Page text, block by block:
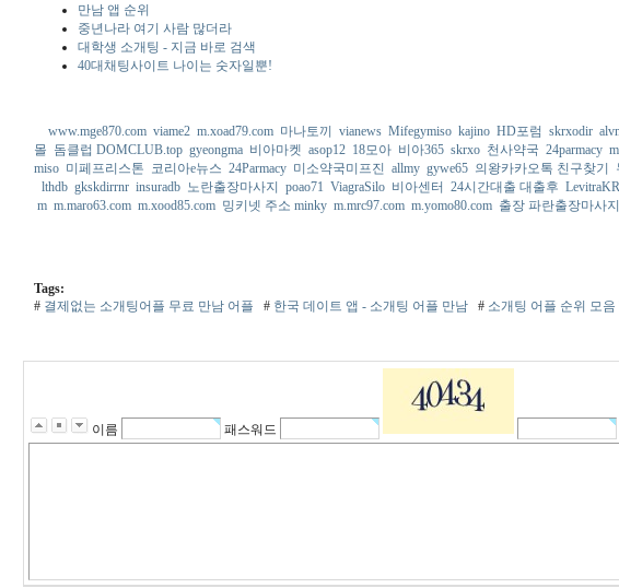
만남 앱 순위
중년나라 여기 사람 많더라
대학생 소개팅 - 지금 바로 검색
40대채팅사이트 나이는 숫자일뿐!
www.mge870.com viame2 m.xoad79.com 마나토끼 vianews Mifegymiso kajino HD포럼 skrxodir
몰 돔클럽 DOMCLUB.top gyeongma 비아마켓 asop12 18모아 비아365 skrxo 천사약국 24parmacy
miso 미페프리스톤 코리아e뉴스 24Parmacy 미소약국미프진 allmy gywe65 의왕카카오톡 친구찾기
lthdb gkskdirrnr insuradb 노란출장마사지 poao71 ViagraSilo 비아센터 24시간대출 대출후 LevitraKR
m m.maro63.com m.xood85.com 밍키넷 주소 minky m.mrc97.com m.yomo80.com 출장 파란출장마사지
Tags:
#결제없는 소개팅어플 무료 만남 어플 #한국 데이트 앱 - 소개팅 어플 만남#소개팅 어플 순위 모음
이름 패스워드